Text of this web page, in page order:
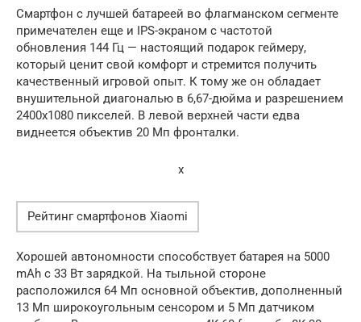
Смартфон с лучшей батареей во флагманском сегменте
примечателен еще и IPS-экраном с частотой
обновления 144 Гц — настоящий подарок геймеру,
который ценит свой комфорт и стремится получить
качественный игровой опыт. К тому же он обладает
внушительной диагональю в 6,67-дюйма и разрешением
2400х1080 пикселей. В левой верхней части едва
виднеется объектив 20 Мп фронталки.
x
Рейтинг смартфонов Xiaomi
Хорошей автономности способствует батарея на 5000
mAh с 33 Вт зарядкой. На тыльной стороне
расположился 64 Мп основной объектив, дополненный
13 Мп широкоугольным сенсором и 5 Мп датчиком